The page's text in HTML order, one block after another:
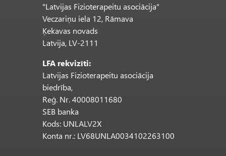
"Latvijas Fizioterapeitu asociācija"
Veczariņu iela 12, Rāmava
Ķekavas novads
Latvija, LV-2111
LFA rekvizīti:
Latvijas Fizioterapeitu asociācija
biedrība,
Reģ. Nr. 40008011680
SEB banka
Kods: UNLALV2X
Konta nr.: LV68UNLA0034102263100